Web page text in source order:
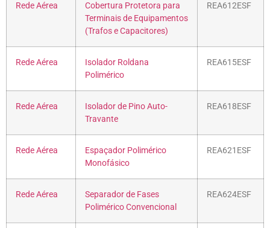
Rede Aérea
Cobertura Protetora para
Terminais de Equipamentos
(Trafos e Capacitores)
REA612ESF
Rede Aérea
Isolador Roldana
Polimérico
REA615ESF
Rede Aérea
Isolador de Pino Auto-
Travante
REA618ESF
Rede Aérea
Espaçador Polimérico
Monofásico
REA621ESF
Rede Aérea
Separador de Fases
Polimérico Convencional
REA624ESF